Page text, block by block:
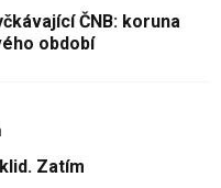
ČNB: koruna
období
Zatím